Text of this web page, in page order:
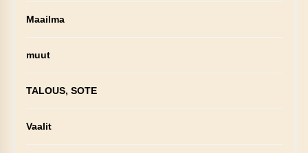
Maailma
muut
TALOUS, SOTE
Vaalit